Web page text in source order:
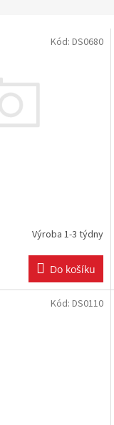
Výroba 1-3 týdny
Do košíku
Kód: DS0680
Kód: DS0110